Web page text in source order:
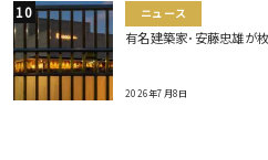
ニュース
有名建築家･安藤忠雄が
2026年7月8日